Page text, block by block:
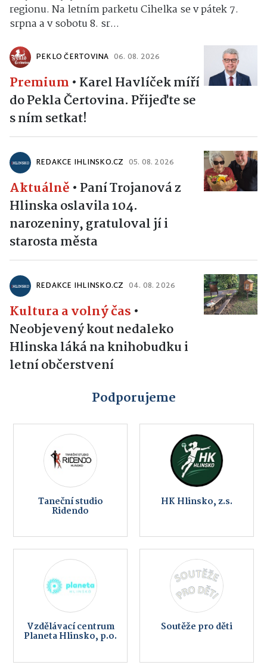
regionu. Na letním parketu Cihelka se v pátek 7.
srpna a v sobotu 8. sr...
PEKLO ČERTOVINA 06. 08. 2026
Premium • Karel Havlíček míří
do Pekla Čertovina. Přijeďte se
s ním setkat!
REDAKCE IHLINSKO.CZ 05. 08. 2026
Aktuálně • Paní Trojanová z
Hlinska oslavila 104.
narozeniny, gratuloval jí i
starosta města
REDAKCE IHLINSKO.CZ 04. 08. 2026
Kultura a volný čas •
Neobjevený kout nedaleko
Hlinska láká na knihobudku i
letní občerstvení
Podporujeme
Taneční studio
Ridendo
HK Hlinsko, z.s.
Vzdělávací centrum
Planeta Hlinsko, p.o.
Soutěže pro děti